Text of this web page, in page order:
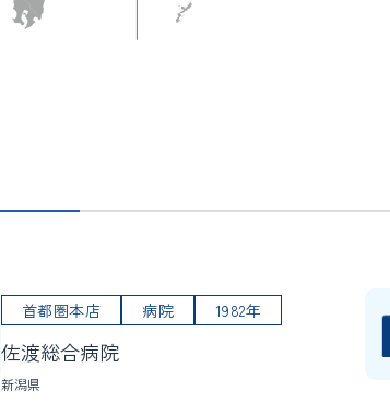
首都圏本店 病院 1982年
佐渡総合病院
新潟県